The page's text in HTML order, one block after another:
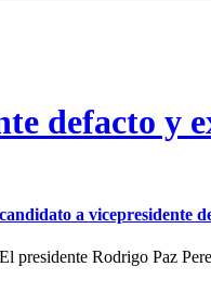
defacto y
a vicepresidente
presidente Rodrigo Paz